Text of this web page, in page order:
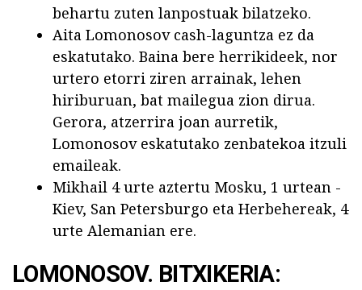
behartu zuten lanpostuak bilatzeko.
Aita Lomonosov cash-laguntza ez da
eskatutako. Baina bere herrikideek, nor
urtero etorri ziren arrainak, lehen
hiriburuan, bat mailegua zion dirua.
Gerora, atzerrira joan aurretik,
Lomonosov eskatutako zenbatekoa itzuli
emaileak.
Mikhail 4 urte aztertu Mosku, 1 urtean -
Kiev, San Petersburgo eta Herbehereak, 4
urte Alemanian ere.
LOMONOSOV. BITXIKERIA: